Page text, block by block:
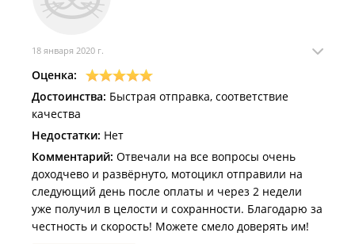
18 января 2020 г.
Оценка:
Достоинства: Быстрая отправка, соответствие
качества
Недостатки: Нет
Комментарий: Отвечали на все вопросы очень
доходчево и развёрнуто, мотоцикл отправили на
следующий день после оплаты и через 2 недели
уже получил в целости и сохранности. Благодарю за
честность и скорость! Можете смело доверять им!